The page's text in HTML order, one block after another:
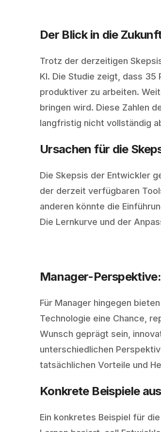
Der Blick in die
Trotz der derzeitigen
KI. Die Studie zeigt, dass
produktiver zu arbeiten.
bringen wird. Diese Zahlen
langfristig nicht vollständig
Ursachen für die
Die Skepsis der Entwickler
der derzeit verfügbaren
anderen könnte die
Die Lernkurve und der
Manager-
Für Manager hingegen
Technologie eine Chance,
Wunsch geprägt sein,
unterschiedlichen
tatsächlichen Vorteile und
Konkrete Beispiele
Ein konkretes Beispiel für